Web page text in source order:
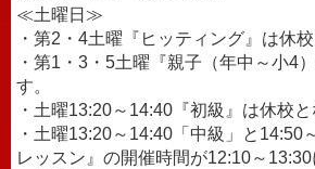
≪土曜日≫
・第2・4土曜『ヒッティング』は休校
・第1・3・5土曜『親子（年中～小4
す。
・土曜13:20～14:40『初級』は休校と
・土曜13:20～14:40「中級」と14:50
レッスン』の開催時間が12:10～13:30